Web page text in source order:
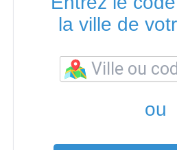
la ville de
ou